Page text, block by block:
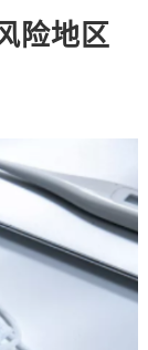
险地区